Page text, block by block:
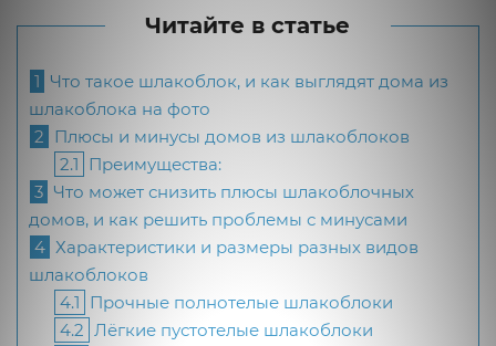
Читайте в статье
1 Что такое шлакоблок, и как выглядят дома из
шлакоблока на фото
2 Плюсы и минусы домов из шлакоблоков
2.1 Преимущества:
3 Что может снизить плюсы шлакоблочных
домов, и как решить проблемы с минусами
4 Характеристики и размеры разных видов
шлакоблоков
4.1 Прочные полнотелые шлакоблоки
4.2 Лёгкие пустотелые шлакоблоки